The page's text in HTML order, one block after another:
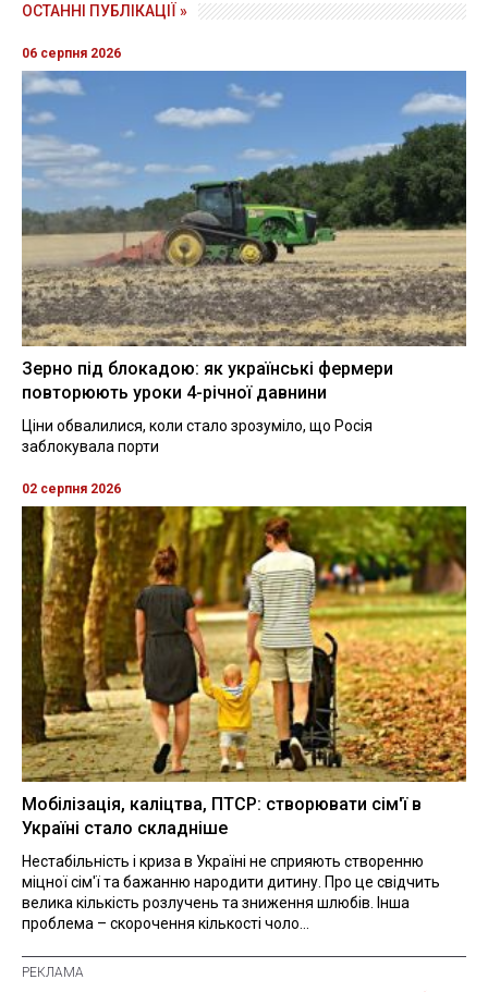
ОСТАННІ ПУБЛІКАЦІЇ »
06 серпня 2026
Зерно під блокадою: як українські фермери
повторюють уроки 4-річної давнини
Ціни обвалилися, коли стало зрозуміло, що Росія
заблокувала порти
02 серпня 2026
Мобілізація, каліцтва, ПТСР: створювати сім'ї в
Україні стало складніше
Нестабільність і криза в Україні не сприяють створенню
міцної сім'ї та бажанню народити дитину. Про це свідчить
велика кількість розлучень та зниження шлюбів. Інша
проблема – скорочення кількості чоло...